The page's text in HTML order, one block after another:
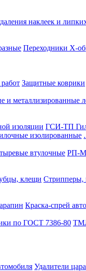
наклеек и
Переходники Х-
Защитные коврики
и металлизированные
изоляции ГСИ-ТП
изолированные
втулочные РП-М
клещи Стрипперы,
Краска-спрей
по ГОСТ 7386-80
Удалители